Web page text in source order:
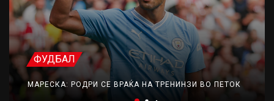
ФУДБАЛ
МАРЕСКА: РОДРИ СЕ ВРАЌА НА ТРЕНИНЗИ ВО ПЕТОК